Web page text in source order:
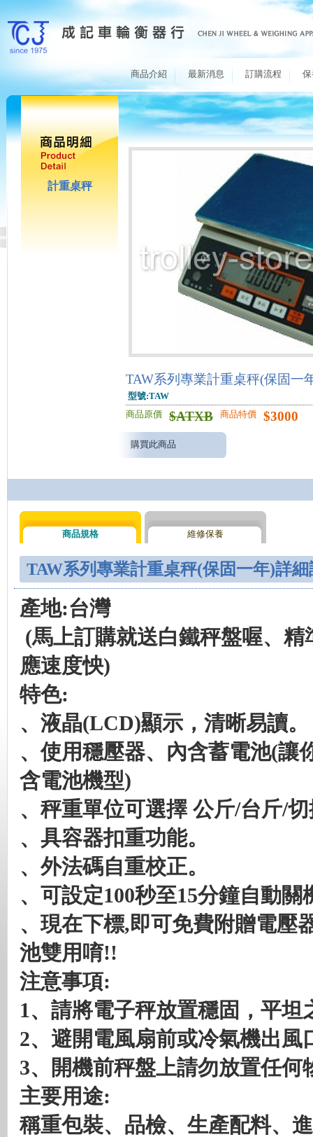
商品介紹 最新消息 訂購流程
計重桌秤
TAW系列專業計重桌秤(保固一
型號:TAW
商品原價
$ATXB 商品特價 $3000
購買此商品
商品規格 維修保養
TAW系列專業計重桌秤(保固一年)詳細
產地:台灣
(馬上訂購就送白鐵秤盤喔、
應速度怏)
特色:
、液晶(LCD)顯示，清晰易讀。
、使用穩壓器、內含蓄電池(讓
含電池機型)
、秤重單位可選擇 公斤/台斤/
、具容器扣重功能。
、外法碼自重校正。
、可設定100秒至15分鐘自動關
、現在下標,即可免費附贈電壓
池雙用唷!!
注意事項:
1、請將電子秤放置穩固，平坦
2、避開電風扇前或冷氣機出風
3、開機前秤盤上請勿放置任何
主要用途:
稱重包裝、品檢、生產配料、